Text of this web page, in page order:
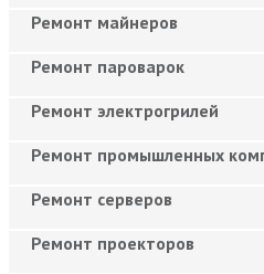
Ремонт майнеров
Ремонт пароварок
Ремонт электрогрилей
Ремонт промышленных
Ремонт серверов
Ремонт проекторов